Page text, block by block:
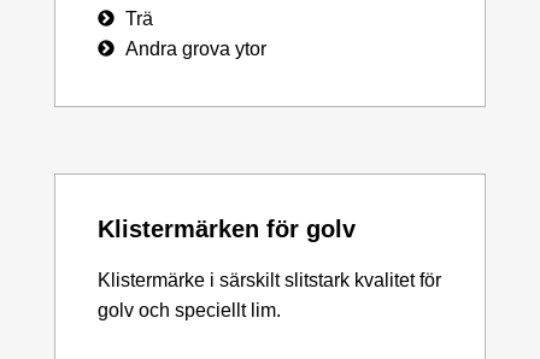
Trä
Andra grova ytor
Klistermärken för golv
Klistermärke i särskilt slitstark kvalitet för
golv och speciellt lim.